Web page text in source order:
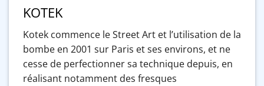
KOTEK
Kotek commence le Street Art et l’utilisation de la
bombe en 2001 sur Paris et ses environs, et ne
cesse de perfectionner sa technique depuis, en
réalisant notamment des fresques